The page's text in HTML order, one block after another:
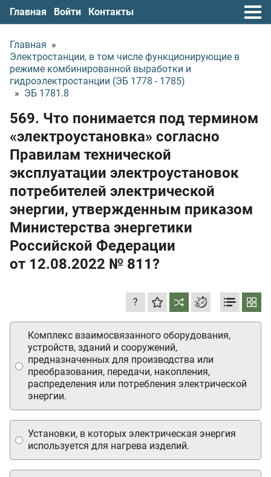
Главная Войти Контакты
Главная »
Электростанции, в том числе функционирующие в
режиме комбинированной выработки и
гидроэлектростанции (ЭБ 1778 - 1785)
» ЭБ 1781.8
569. Что понимается под термином
«электроустановка» согласно
Правилам технической
эксплуатации электроустановок
потребителей электрической
энергии, утвержденным приказом
Министерства энергетики
Российской Федерации
от 12.08.2022 № 811?
?
Комплекс взаимосвязанного оборудования,
устройств, зданий и сооружений,
предназначенных для производства или
преобразования, передачи, накопления,
распределения или потребления электрической
энергии.
Установки, в которых электрическая энергия
используется для нагрева изделий.